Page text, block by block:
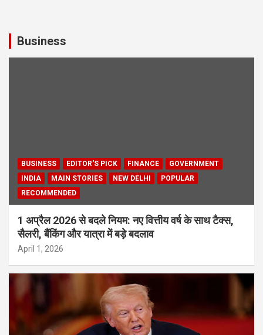
Business
BUSINESS EDITOR'S PICK FINANCE
GOVERNMENT
INDIA
MAIN STORIES NEW DELHI
POPULAR
RECOMMENDED
1 अप्रैल 2026 से बदले नियम: नए वित्तीय वर्ष के साथ टैक्स,
सैलरी, बैंकिंग और यात्रा में बड़े बदलाव
April 1, 2026